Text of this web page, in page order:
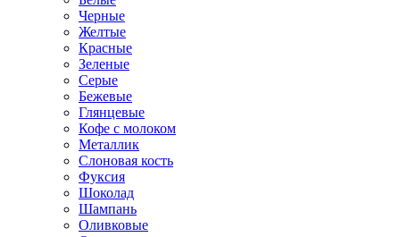
Черные
Желтые
Красные
Зеленые
Серые
Бежевые
Глянцевые
Кофе с молоком
Металлик
Слоновая кость
Фуксия
Шоколад
Шампань
Оливковые